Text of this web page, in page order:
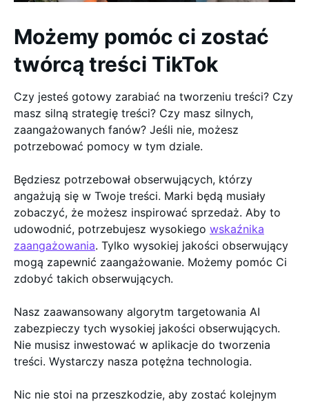
Możemy pomóc ci zostać
twórcą treści TikTok
Czy jesteś gotowy zarabiać na tworzeniu treści? Czy
masz silną strategię treści? Czy masz silnych,
zaangażowanych fanów? Jeśli nie, możesz
potrzebować pomocy w tym dziale.
Będziesz potrzebował obserwujących, którzy
angażują się w Twoje treści. Marki będą musiały
zobaczyć, że możesz inspirować sprzedaż. Aby to
udowodnić, potrzebujesz wysokiego wskaźnika
zaangażowania. Tylko wysokiej jakości obserwujący
mogą zapewnić zaangażowanie. Możemy pomóc Ci
zdobyć takich obserwujących.
Nasz zaawansowany algorytm targetowania AI
zabezpieczy tych wysokiej jakości obserwujących.
Nie musisz inwestować w aplikacje do tworzenia
treści. Wystarczy nasza potężna technologia.
Nic nie stoi na przeszkodzie, aby zostać kolejnym